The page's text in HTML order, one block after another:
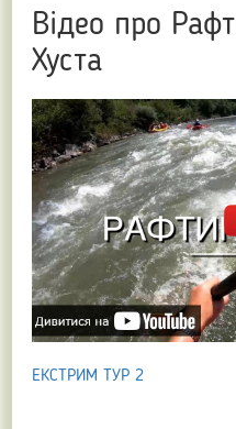
Відео про
Хуста
ЕКСТРИМ ТУР 2